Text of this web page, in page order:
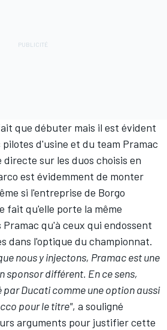
que débuter mais il est évident
d'usine et du team Pramac
sur les duos choisis en
est évidemment de monter
si l'entreprise de Borgo
fait qu'elle porte la même
qu'à ceux qui endossent
dans l'optique du championnat.
nous y injectons, Pramac est une
sponsor différent. En ce sens,
Ducati comme une option aussi
pour le titre", a souligné
arguments pour justifier cette